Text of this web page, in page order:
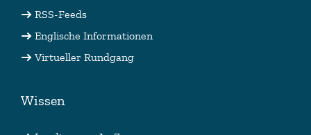
RSS-Feeds
Englische Informationen
Virtueller Rundgang
Wissen